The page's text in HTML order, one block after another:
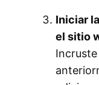
Iniciar
el sitio